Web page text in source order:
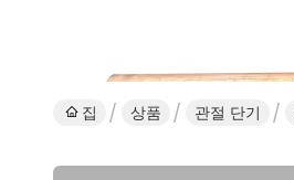
집 상품 관절 단기